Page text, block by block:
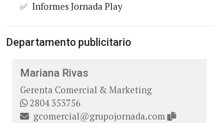
Informes Jornada Play
Departamento publicitario
Mariana Rivas
Gerenta Comercial & Marketing
2804 353756
gcomercial@grupojornada.com